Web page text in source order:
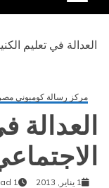
العدالة في تعليم
مركز رسالة كومبوني مصر
العدالة
1 يناير, 2013 1 min read